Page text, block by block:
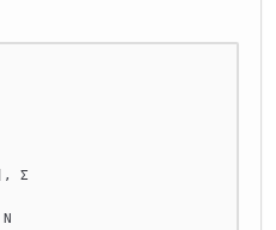
Σ
Ν